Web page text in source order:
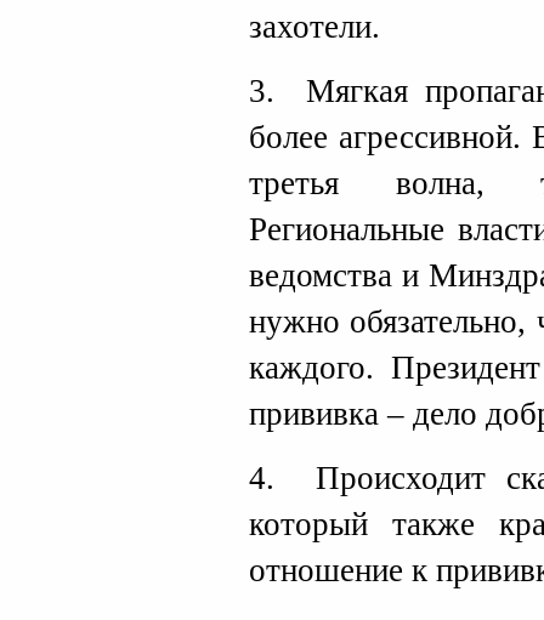
захотели.
3. Мягкая
более агрессивной.
третья волна,
Региональные
ведомства и
нужно
каждого.
прививка – дело
4. Происходит
который также
отношение к